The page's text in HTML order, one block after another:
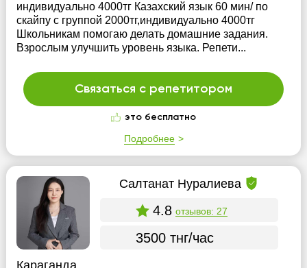
индивидуально 4000тг Казахский язык 60 мин/ по
скайпу с группой 2000тг,индивидуально 4000тг
Школьникам помогаю делать домашние задания.
Взрослым улучшить уровень языка. Репети...
Связаться с репетитором
это бесплатно
Подробнее
Салтанат Нуралиева
4.8 отзывов: 27
3500 тнг/час
Караганда